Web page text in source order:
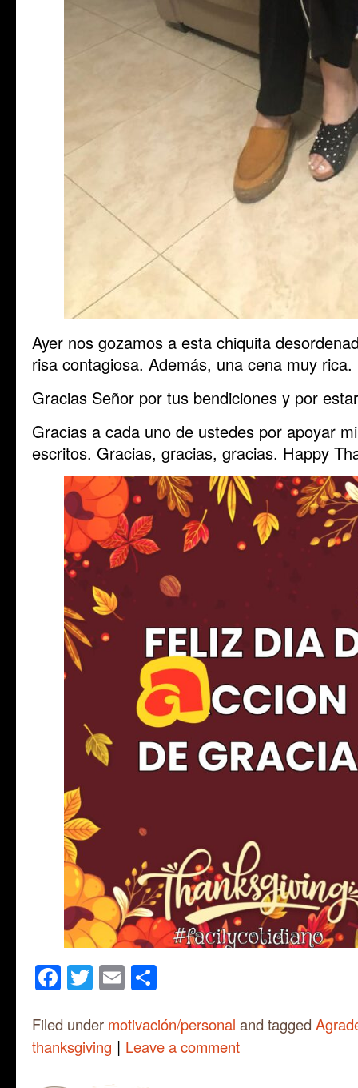
Ayer nos gozamos a esta chiquita
risa contagiosa. Además, una cena muy rica.
Gracias Señor por tus bendiciones y por
Gracias a cada uno de ustedes por apoyar
escritos. Gracias, gracias, gracias. Happy
Facebook
Twitter
Email
Filed under motivación/personal and tagged
thanksgiving | Leave a comment